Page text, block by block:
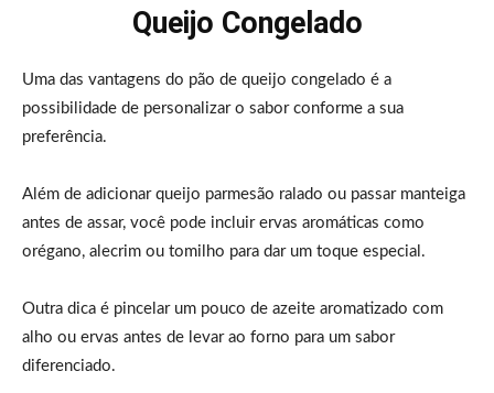
Queijo Congelado
Uma das vantagens do pão de queijo congelado é a
possibilidade de personalizar o sabor conforme a sua
preferência.
Além de adicionar queijo parmesão ralado ou passar manteiga
antes de assar, você pode incluir ervas aromáticas como
orégano, alecrim ou tomilho para dar um toque especial.
Outra dica é pincelar um pouco de azeite aromatizado com
alho ou ervas antes de levar ao forno para um sabor
diferenciado.